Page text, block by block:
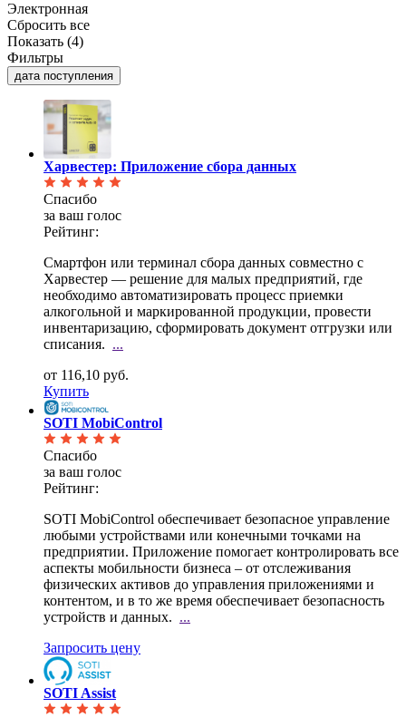
Электронная
Сбросить все
Показать (4)
Фильтры
дата поступления
Харвестер: Приложение сбора данных
Спасибо
за ваш голос
Рейтинг:
Смартфон или терминал сбора данных совместно с
Харвестер — решение для малых предприятий, где
необходимо автоматизировать процесс приемки
алкогольной и маркированной продукции, провести
инвентаризацию, сформировать документ отгрузки или
списания. ...
от 116,10 руб.
Купить
SOTI MobiControl
Спасибо
за ваш голос
Рейтинг:
SOTI MobiControl обеспечивает безопасное управление
любыми устройствами или конечными точками на
предприятии. Приложение помогает контролировать все
аспекты мобильности бизнеса – от отслеживания
физических активов до управления приложениями и
контентом, и в то же время обеспечивает безопасность
устройств и данных. ...
Запросить цену
SOTI Assist